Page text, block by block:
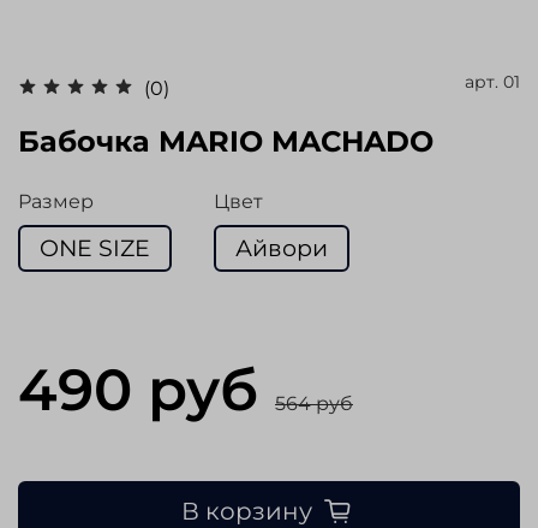
(0) арт. 01
Бабочка MARIO MACHADO
Размер
ONE SIZE
Цвет
Айвори
490 руб 564 руб
В корзину